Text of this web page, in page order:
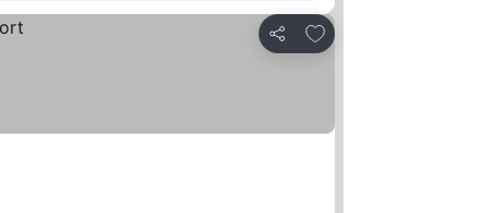
Partilhar
Adicionar aos favoritos